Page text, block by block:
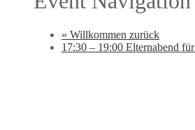
« Willkommen zurück
17:30 – 19:00 Elternabend